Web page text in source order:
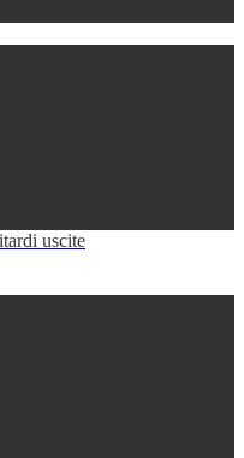
uscite